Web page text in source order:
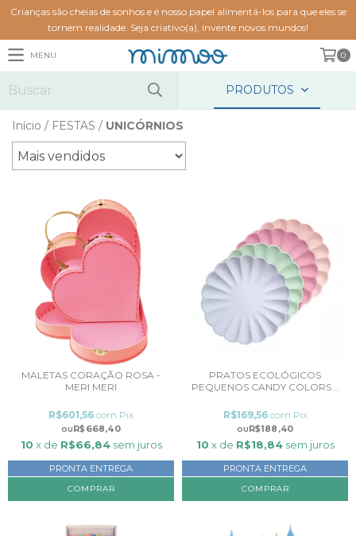
Crianças são cheias de sonhos e é nosso papel alimentá-los para que eles se
tornem realidade. Seja criativo(a), invente novos mundos!
MENU 0
PRODUTOS
Início / FESTAS / UNICÓRNIOS
MALETAS CORAÇÃO ROSA -
MERI MERI
R$668,40
R$601,56 com Pix
10 x de R$66,84 sem juros
PRONTA ENTREGA
PRATOS ECOLÓGICOS
PEQUENOS CANDY COLORS...
R$188,40
R$169,56 com Pix
10 x de R$18,84 sem juros
PRONTA ENTREGA
COMPRAR